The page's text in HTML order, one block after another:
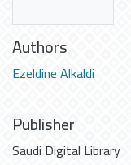
Authors
Ezeldine Alkaldi
Publisher
Saudi Digital Library